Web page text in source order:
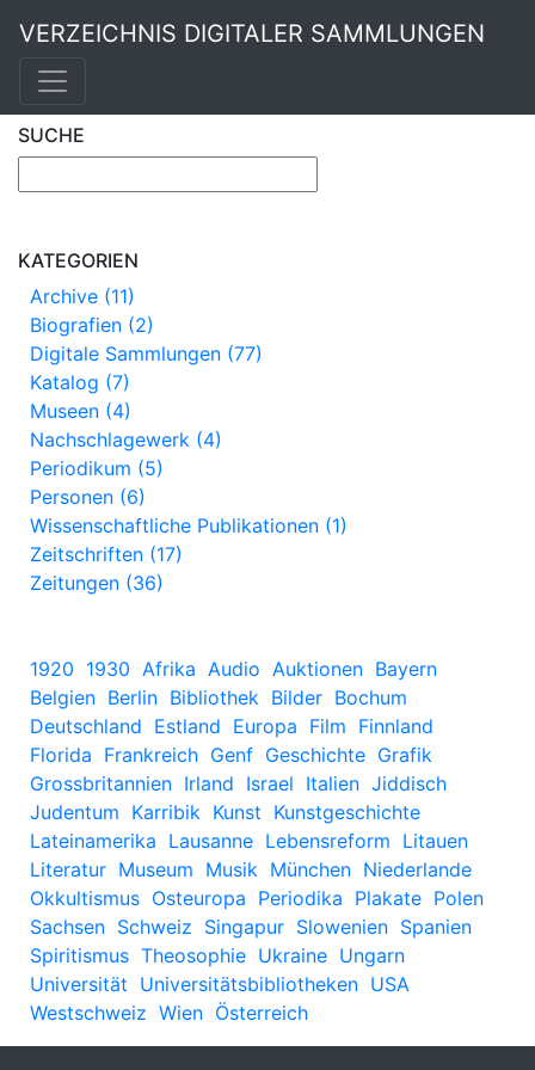
VERZEICHNIS DIGITALER SAMMLUNGEN
SUCHE
KATEGORIEN
Archive (11)
Biografien (2)
Digitale Sammlungen (77)
Katalog (7)
Museen (4)
Nachschlagewerk (4)
Periodikum (5)
Personen (6)
Wissenschaftliche Publikationen (1)
Zeitschriften (17)
Zeitungen (36)
1920 1930 Afrika Audio Auktionen Bayern
Belgien Berlin Bibliothek Bilder Bochum
Deutschland Estland Europa Film Finnland
Florida Frankreich Genf Geschichte Grafik
Grossbritannien Irland Israel Italien Jiddisch
Judentum Karribik Kunst Kunstgeschichte
Lateinamerika Lausanne Lebensreform Litauen
Literatur Museum Musik München Niederlande
Okkultismus Osteuropa Periodika Plakate Polen
Sachsen Schweiz Singapur Slowenien Spanien
Spiritismus Theosophie Ukraine Ungarn
Universität Universitätsbibliotheken USA
Westschweiz Wien Österreich